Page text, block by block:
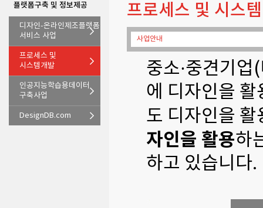
플랫폼구축 및 정보제공
디자인-온라인제조플랫폼
서비스 사업
프로세스 및
시스템개발
인공지능학습용데이터
구축사업
DesignDB.com
프로세스 및 시스
사업안내
중소·중견기
에 디자인을
도 디자인을
자인을 활용하
하고 있습니다.